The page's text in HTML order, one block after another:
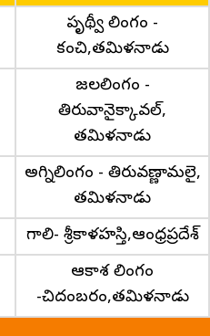
పృథ్వీ లింగం -
కంచి,తమిళనాడు
జలలింగం -
తిరువానైక్కావల్,
తమిళనాడు
అగ్నిలింగం - తిరువణ్ణామలై,
తమిళనాడు
గాలి- శ్రీకాళహస్తి,ఆంధ్రప్రదేశ్
ఆకాశ లింగం
-చిదంబరం,తమిళనాడు